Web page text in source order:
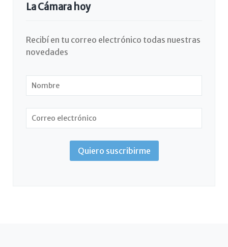
La Cámara hoy
Recibí en tu correo electrónico todas nuestras
novedades